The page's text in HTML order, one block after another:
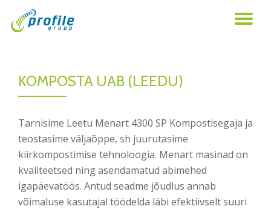
Skip
KOMPOSTA UAB (LEEDU)
Tarnisime Leetu Menart 4300 SP Kompostisegaja ja
teostasime väljaõppe, sh juurutasime
kiirkompostimise tehnoloogia. Menart masinad on
kvaliteetsed ning asendamatud abimehed
igapäevatöös. Antud seadme jõudlus annab
võimaluse kasutajal töödelda läbi efektiivselt suuri